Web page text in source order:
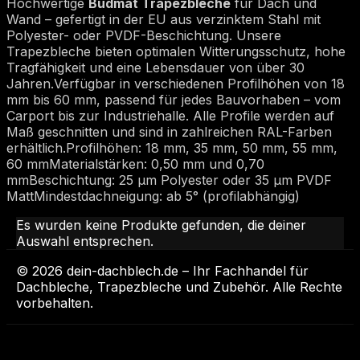
Hochwertige Budmat Trapezbleche für Dach und
Wand – gefertigt in der EU aus verzinktem Stahl mit
Polyester- oder PVDF-Beschichtung. Unsere
Trapezbleche bieten optimalen Witterungsschutz, hohe
Tragfähigkeit und eine Lebensdauer von über 30
Jahren.Verfügbar in verschiedenen Profilhöhen von 18
mm bis 60 mm, passend für jedes Bauvorhaben – vom
Carport bis zur Industriehalle. Alle Profile werden auf
Maß geschnitten und sind in zahlreichen RAL-Farben
erhältlich.Profilhöhen: 18 mm, 35 mm, 50 mm, 55 mm,
60 mmMaterialstärken: 0,50 mm und 0,70
mmBeschichtung: 25 µm Polyester oder 35 µm PVDF
MattMindestdachneigung: ab 5° (profilabhängig)
Es wurden keine Produkte gefunden, die deiner
Auswahl entsprechen.
© 2026 dein-dachblech.de – Ihr Fachhandel für
Dachbleche, Trapezbleche und Zubehör. Alle Rechte
vorbehalten.